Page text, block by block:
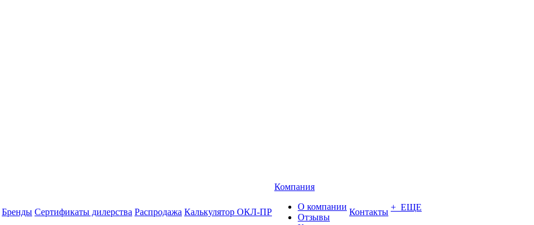
Бренды Сертификаты дилерства Распродажа Калькулятор ОКЛ-ПР
Компания
О компании
Отзывы
Контакты + ЕЩЕ